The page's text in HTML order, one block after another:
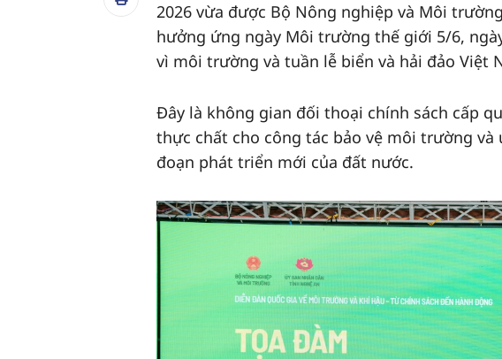
2026 vừa được Bộ Nông nghiệp và Môi
hưởng ứng ngày Môi trường thế giới 5/6,
vì môi trường và tuần lễ biển và hải đảo Việt
Đây là không gian đối thoại chính sách cấp
thực chất cho công tác bảo vệ môi trường
đoạn phát triển mới của đất nước.